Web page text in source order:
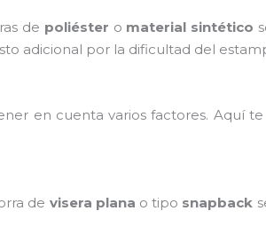
de poliéster o material sintético
adicional por la dificultad del
en cuenta varios factores. Aquí
de visera plana o tipo snapback